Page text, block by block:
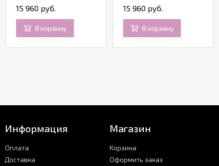
15 960 руб.
В корзину
15 960 руб.
В корзину
Информация
Оплата
Доставка
Магазин
Корзина
Оформить заказ